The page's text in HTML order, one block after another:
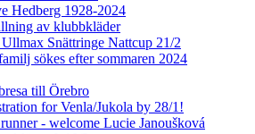
Hedberg 1928-2024
av klubbkläder
Snättringe Nattcup 21/2
sökes efter sommaren 2024
till Örebro
for Venla/Jukola by 28/1!
- welcome Lucie Janoušková